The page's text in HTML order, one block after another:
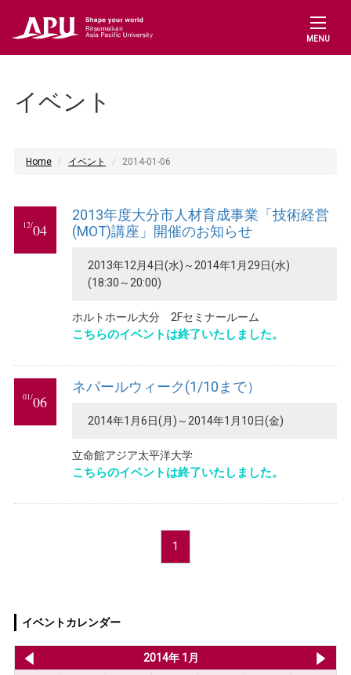
MENU
イベント
Home イベント 2014-01-06
12/04
2013年度大分市人材育成事業「技術経営
(MOT)講座」開催のお知らせ
2013年12月4日(水)～2014年1月29日(水)
(18:30～20:00)
ホルトホール大分 2Fセミナールーム
こちらのイベントは終了いたしました。
01/06
ネパールウィーク(1/10まで）
2014年1月6日(月)～2014年1月10日(金)
立命館アジア太平洋大学
こちらのイベントは終了いたしました。
1
イベントカレンダー
2014年 1月